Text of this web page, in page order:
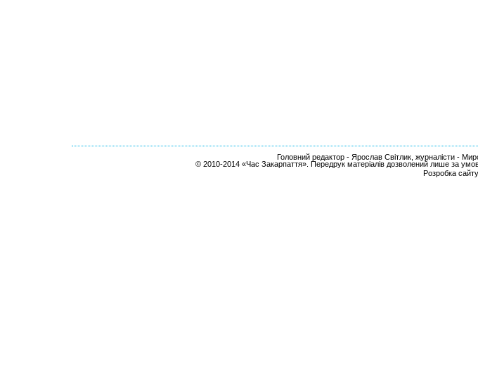
Головний редактор - Ярослав Світлик, журналісти -
© 2010-2014 «Час Закарпаття». Передрук матеріалів дозволений лише за
Розробка